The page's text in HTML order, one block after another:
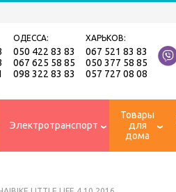
ОДЕССА:
050 422 83 83
067 625 58 85
098 322 83 83
ХАРЬКОВ:
067 521 83 83
050 377 58 85
057 727 08 08
Электротранспорт
Товары
для
дома